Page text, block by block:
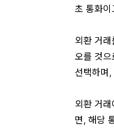
초 통화
외환 거
오를 것
선택하며
외환 거
면, 해당